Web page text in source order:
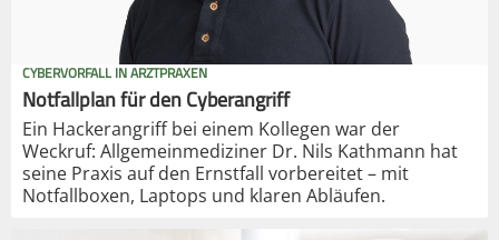
CYBERVORFALL IN ARZTPRAXEN
Notfallplan für den Cyberangriff
Ein Hackerangriff bei einem Kollegen war der
Weckruf: Allgemeinmediziner Dr. Nils Kathmann hat
seine Praxis auf den Ernstfall vorbereitet – mit
Notfallboxen, Laptops und klaren Abläufen.